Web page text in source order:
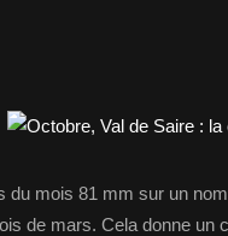
du mois 81 mm sur un
de mars. Cela donne un